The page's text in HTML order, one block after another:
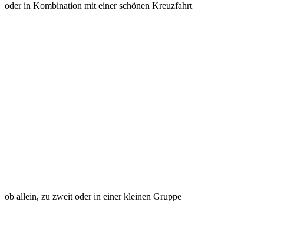
oder in Kombination mit einer schönen Kreuzfahrt
ob allein, zu zweit oder in einer kleinen Gruppe